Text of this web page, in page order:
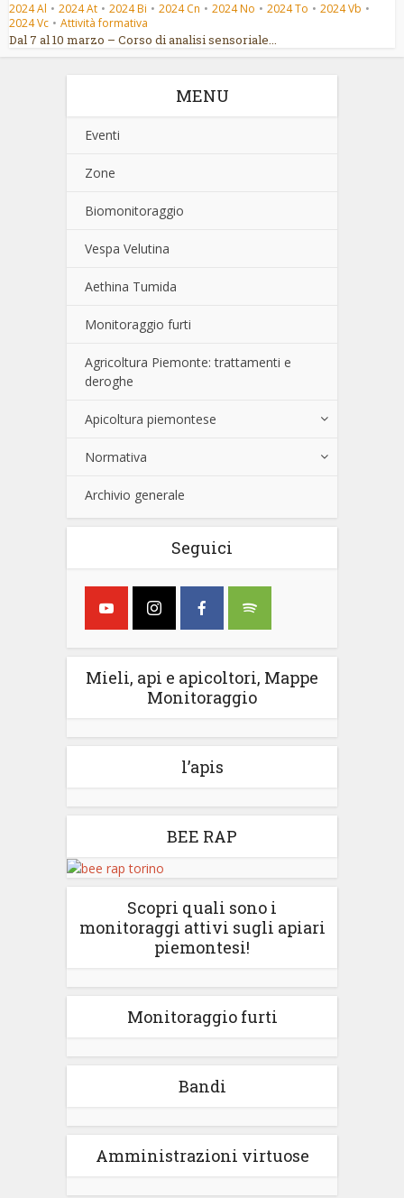
2024 Al • 2024 At • 2024 Bi • 2024 Cn • 2024 No • 2024 To • 2024 Vb •
2024 Vc • Attività formativa
Dal 7 al 10 marzo – Corso di analisi sensoriale...
MENU
Eventi
Zone
Biomonitoraggio
Vespa Velutina
Aethina Tumida
Monitoraggio furti
Agricoltura Piemonte: trattamenti e
deroghe
Apicoltura piemontese
Normativa
Archivio generale
Seguici
Mieli, api e apicoltori, Mappe
Monitoraggio
l’apis
BEE RAP
Scopri quali sono i
monitoraggi attivi sugli apiari
piemontesi!
Monitoraggio furti
Bandi
Amministrazioni virtuose